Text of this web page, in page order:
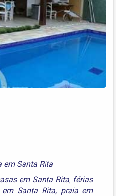
em Santa Rita
em Santa Rita, férias
em Santa Rita, praia em